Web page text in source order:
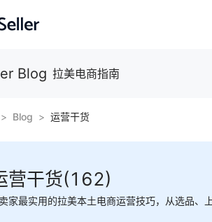
Blog 拉美电商指南
Blog 运营干货
营干货(162)
家最实用的拉美本土电商运营技巧，从选品、